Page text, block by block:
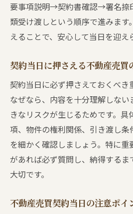
要事項説明→契約書確認→署名
類受け渡しという順序で進みます
えることで、安心して当日を迎え
契約当日に押さえる不動産売買
契約当日に必ず押さえておくべき
なぜなら、内容を十分理解しな
きなリスクが生じるためです。具
項、物件の権利関係、引き渡し
を細かく確認しましょう。特に
があれば必ず質問し、納得する
大切です。
不動産売買契約当日の注意ポイ